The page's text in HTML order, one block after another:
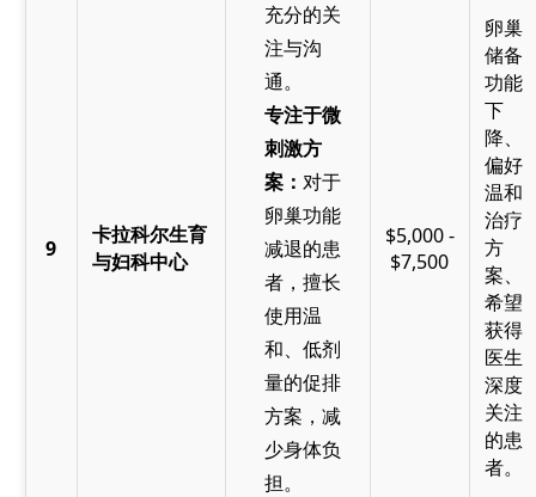
9
卡拉科尔生育
与妇科中心
充分的关
注与沟
通。
专注于微
刺激方
案： 对于
卵巢功能
减退的患
者，擅长
使用温
和、低剂
量的促排
方案，减
少身体负
担。
$5,000 -
$7,500
卵巢
储备
功能
下
降、
偏好
温和
治疗
方
案、
希望
获得
医生
深度
关注
的患
者。